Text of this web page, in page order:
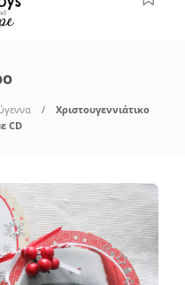
Χριστουγεννιάτικο
CD